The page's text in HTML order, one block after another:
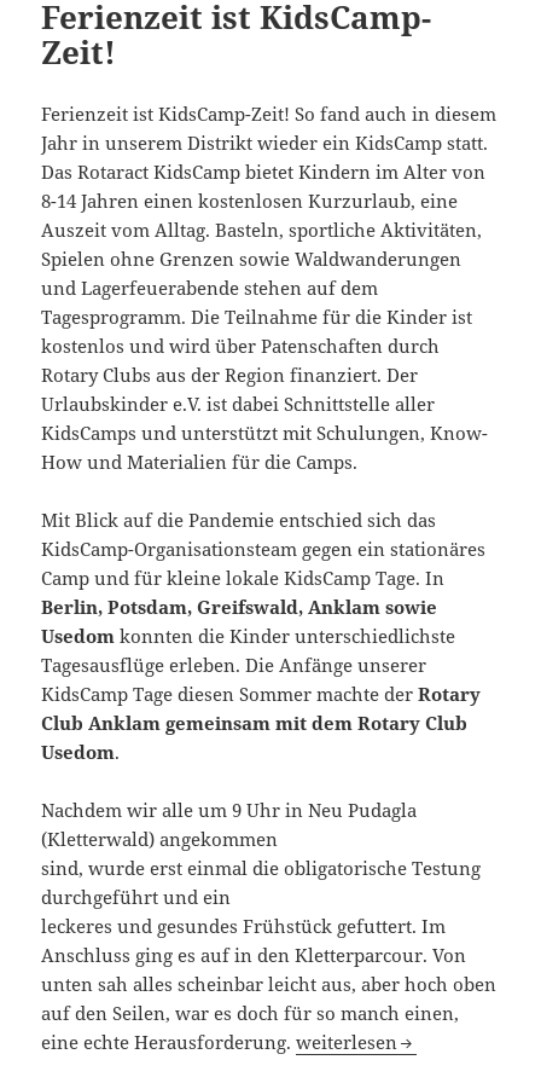
Ferienzeit ist KidsCamp-
Zeit!
Ferienzeit ist KidsCamp-Zeit! So fand auch in diesem
Jahr in unserem Distrikt wieder ein KidsCamp statt.
Das Rotaract KidsCamp bietet Kindern im Alter von
8-14 Jahren einen kostenlosen Kurzurlaub, eine
Auszeit vom Alltag. Basteln, sportliche Aktivitäten,
Spielen ohne Grenzen sowie Waldwanderungen
und Lagerfeuerabende stehen auf dem
Tagesprogramm. Die Teilnahme für die Kinder ist
kostenlos und wird über Patenschaften durch
Rotary Clubs aus der Region finanziert. Der
Urlaubskinder e.V. ist dabei Schnittstelle aller
KidsCamps und unterstützt mit Schulungen, Know-
How und Materialien für die Camps.
Mit Blick auf die Pandemie entschied sich das
KidsCamp-Organisationsteam gegen ein stationäres
Camp und für kleine lokale KidsCamp Tage. In
Berlin, Potsdam, Greifswald, Anklam sowie
Usedom konnten die Kinder unterschiedlichste
Tagesausflüge erleben. Die Anfänge unserer
KidsCamp Tage diesen Sommer machte derRotary
Club Anklam gemeinsam mit dem Rotary Club
Usedom.
Nachdem wir alle um 9 Uhr in Neu Pudagla
(Kletterwald) angekommen
sind, wurde erst einmal die obligatorische Testung
durchgeführt und ein
leckeres und gesundes Frühstück gefuttert. Im
Anschluss ging es auf in den Kletterparcour. Von
unten sah alles scheinbar leicht aus, aber hoch oben
auf den Seilen, war es doch für so manch einen,
eine echte Herausforderung.Ferienzeit ist KidsCamp-
weiterlesen